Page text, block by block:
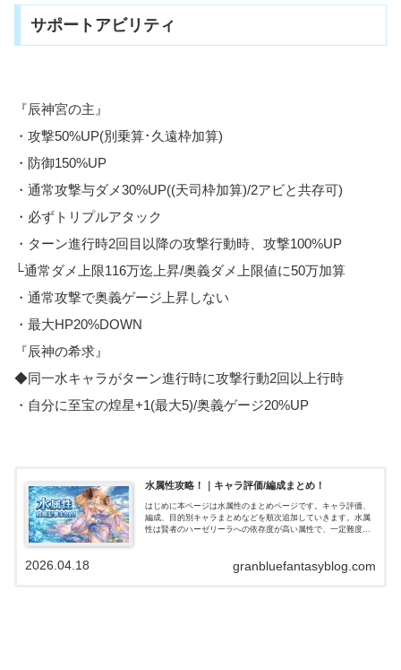
サポートアビリティ
『辰神宮の主』
・攻撃50%UP(別乗算･久遠枠加算)
・防御150%UP
・通常攻撃与ダメ30%UP((天司枠加算)/2アビと共存可)
・必ずトリプルアタック
・ターン進行時2回目以降の攻撃行動時、攻撃100%UP
└通常ダメ上限116万迄上昇/奥義ダメ上限値に50万加算
・通常攻撃で奥義ゲージ上昇しない
・最大HP20%DOWN
『辰神の希求』
◆同一水キャラがターン進行時に攻撃行動2回以上行時
・自分に至宝の煌星+1(最大5)/奥義ゲージ20%UP
水属性攻略！｜キャラ評価/編成まとめ！
はじめに本ページは水属性のまとめページです。キャラ評価、
編成、目的別キャラまとめなどを順次追加していきます。水属
性は賢者のハーゼリーラへの依存度が高い属性で、一定難度ま
granbluefantasyblog.com
2026.04.18